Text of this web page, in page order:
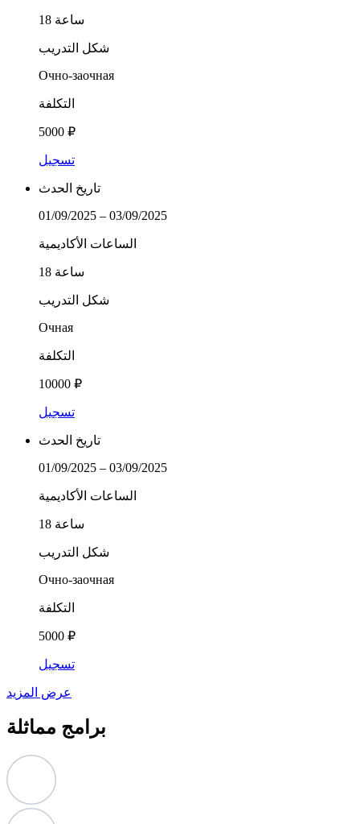
18 ساعة
شكل التدريب
Очно-заочная
التكلفة
5000 ₽
تسجيل
تاريخ الحدث
01/09/2025 – 03/09/2025
الساعات الأكاديمية
18 ساعة
شكل التدريب
Очная
التكلفة
10000 ₽
تسجيل
تاريخ الحدث
01/09/2025 – 03/09/2025
الساعات الأكاديمية
18 ساعة
شكل التدريب
Очно-заочная
التكلفة
5000 ₽
تسجيل
عرض المزيد
برامج مماثلة